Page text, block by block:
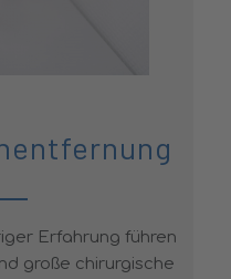
Erfahrung führen
große chirurgische